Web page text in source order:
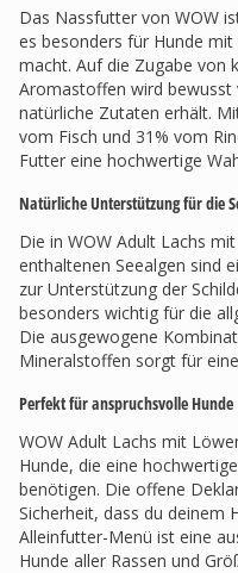
Das Nassfutter von WOW
es besonders für Hunde
macht. Auf die Zugabe von
Aromastoffen wird bewusst
natürliche Zutaten erhält.
vom Fisch und 31% vom
Futter eine hochwertige
Natürliche Unterstützung für die
Die in WOW Adult Lachs
enthaltenen Seealgen sind
zur Unterstützung der
besonders wichtig für die
Die ausgewogene
Mineralstoffen sorgt für
Perfekt für anspruchsvolle Hunde
WOW Adult Lachs mit
Hunde, die eine
benötigen. Die offene
Sicherheit, dass du deinem
Alleinfutter-Menü ist eine
Hunde aller Rassen und